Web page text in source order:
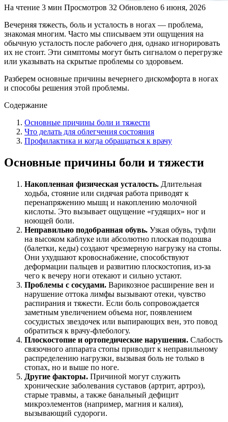
На чтение 3 мин Просмотров 32 Обновлено 6 июня, 2026
Вечерняя тяжесть, боль и усталость в ногах — проблема,
знакомая многим. Часто мы списываем эти ощущения на
обычную усталость после рабочего дня, однако игнорировать
их не стоит. Эти симптомы могут быть сигналом о перегрузке
или указывать на скрытые проблемы со здоровьем.
Разберем основные причины вечернего дискомфорта в ногах
и способы решения этой проблемы.
Содержание
Основные причины боли и тяжести
Что делать для облегчения состояния
Профилактика и когда обращаться к врачу
Основные причины боли и тяжести
Накопленная физическая усталость. Длительная
ходьба, стояние или сидячая работа приводят к
перенапряжению мышц и накоплению молочной
кислоты. Это вызывает ощущение «гудящих» ног и
ноющей боли.
Неправильно подобранная обувь. Узкая обувь, туфли
на высоком каблуке или абсолютно плоская подошва
(балетки, кеды) создают чрезмерную нагрузку на стопы.
Они ухудшают кровоснабжение, способствуют
деформации пальцев и развитию плоскостопия, из-за
чего к вечеру ноги отекают и сильно устают.
Проблемы с сосудами. Варикозное расширение вен и
нарушение оттока лимфы вызывают отеки, чувство
распирания и тяжести. Если боль сопровождается
заметным увеличением объема ног, появлением
сосудистых звездочек или выпирающих вен, это повод
обратиться к врачу-флебологу.
Плоскостопие и ортопедические нарушения. Слабость
связочного аппарата стопы приводит к неправильному
распределению нагрузки, вызывая боль не только в
стопах, но и выше по ноге.
Другие факторы. Причиной могут служить
хронические заболевания суставов (артрит, артроз),
старые травмы, а также банальный дефицит
микроэлементов (например, магния и калия),
вызывающий судороги.